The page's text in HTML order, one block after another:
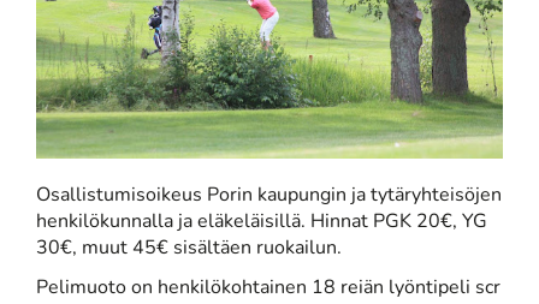
Osallistumisoikeus Porin kaupungin ja tytäryhteisöjen
henkilökunnalla ja eläkeläisillä. Hinnat PGK 20€, YG
30€, muut 45€ sisältäen ruokailun.
Pelimuoto on henkilökohtainen 18 reiän lyöntipeli scr